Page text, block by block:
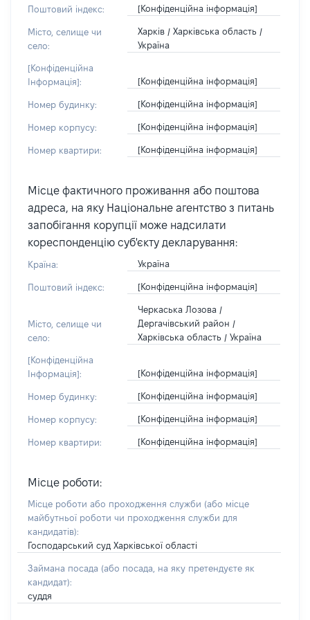
Поштовий індекс: [Конфіденційна інформація]
Місто, селище чи
село:
Харків / Харківська область /
Україна
[Конфіденційна
Інформація]:
[Конфіденційна інформація]
Номер будинку: [Конфіденційна інформація]
Номер корпусу: [Конфіденційна інформація]
Номер квартири: [Конфіденційна інформація]
Місце фактичного проживання або поштова
адреса, на яку Національне агентство з питань
запобігання корупції може надсилати
кореспонденцію суб'єкту декларування:
Країна: Україна
Поштовий індекс: [Конфіденційна інформація]
Місто, селище чи
село:
Черкаська Лозова /
Дергачівський район /
Харківська область / Україна
[Конфіденційна
Інформація]:
[Конфіденційна інформація]
Номер будинку: [Конфіденційна інформація]
Номер корпусу: [Конфіденційна інформація]
Номер квартири: [Конфіденційна інформація]
Місце роботи:
Місце роботи або проходження служби (або місце
майбутньої роботи чи проходження служби для
кандидатів):
Господарський суд Харківської області
Займана посада (або посада, на яку претендуєте як
кандидат):
суддя